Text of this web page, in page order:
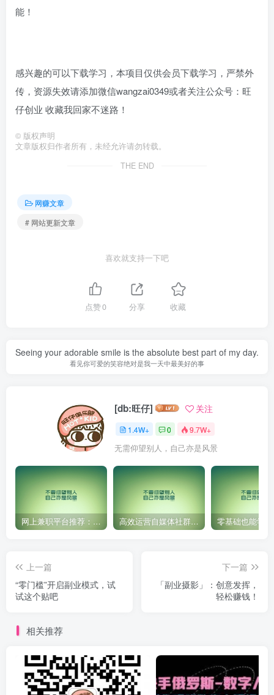
能！
感兴趣的可以下载学习，本项目仅供会员下载学习，严禁外
传，资源失效请添加微信wangzai0349或者关注公众号：旺
仔创业 收藏我回家不迷路！
© 版权声明
文章版权归作者所有，未经允许请勿转载。
THE END
网赚文章
# 网站更新文章
喜欢就支持一下吧
点赞0 分享 收藏
Seeing your adorable smile is the absolute best part of my day.
看见你可爱的笑容绝对是我一天中最美好的事
[db:旺仔] 关注
1.4W+ 0 9.7W+
无需仰望别人，自己亦是风景
网上兼职平台推荐：国外网赚任务！ 高效运营自媒体社群，让内容更有价值！
上一篇
“零门槛”开启副业模式，试
试这个贴吧
下一篇
「副业摄影」：创意发挥，
轻松赚钱！
相关推荐